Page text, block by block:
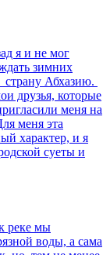
я и не мог
зимних
страну Абхазию.
друзья, которые
меня на
меня эта
характер, и я
суеты и
реке мы
воды, а сама